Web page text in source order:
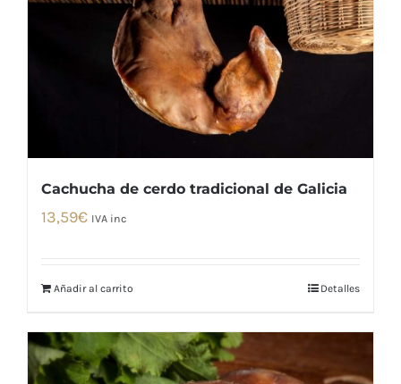
Cachucha de cerdo tradicional de Galicia
13,59€ IVA inc
Añadir al carrito Detalles